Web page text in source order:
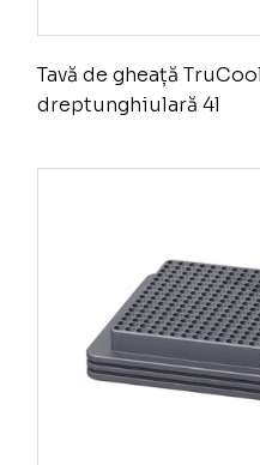
Tavă de gheață
dreptunghiulară 4l